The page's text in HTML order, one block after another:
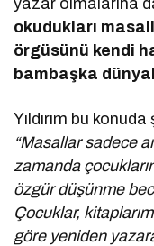
okudukları
örgüsünü kendi
bambaşka
Yıldırım bu
“Masallar sadece
zamanda
özgür düşünme
Çocuklar,
göre yeniden